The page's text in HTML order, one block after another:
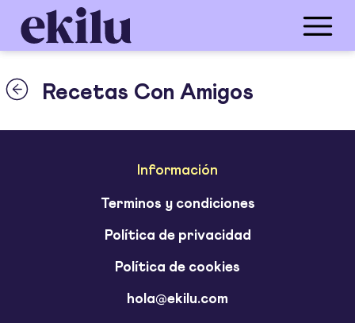
Recetas Con Amigos
Información
Terminos y condiciones
Política de privacidad
Política de cookies
hola@ekilu.com